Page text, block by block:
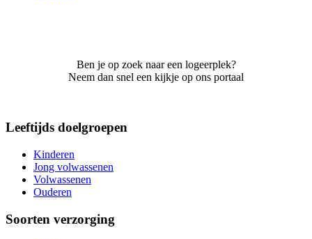
Ben je op zoek naar een logeerplek?
Neem dan snel een kijkje op ons portaal
Leeftijds doelgroepen
Kinderen
Jong volwassenen
Volwassenen
Ouderen
Soorten verzorging